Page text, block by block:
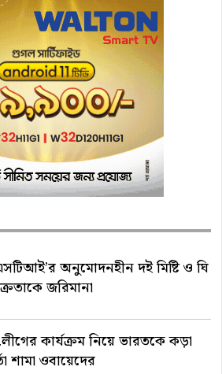
অনুমোদনহীন দই মিষ্টি ও ঘি
জরিমানা
কার্যক্রম নিয়ে ভারতকে কড়া
শামা ওবায়েদের